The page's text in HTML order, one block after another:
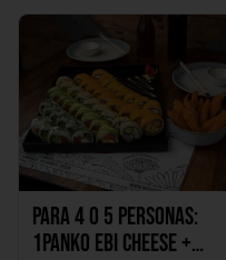
Para 4 o 5 personas:
1Panko Ebi Cheese +